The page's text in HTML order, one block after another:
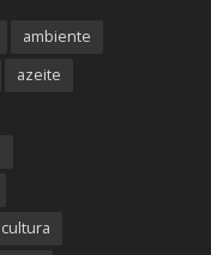
ambiente
azeite
cultura